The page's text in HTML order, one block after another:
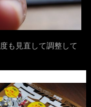
も見直して調整して